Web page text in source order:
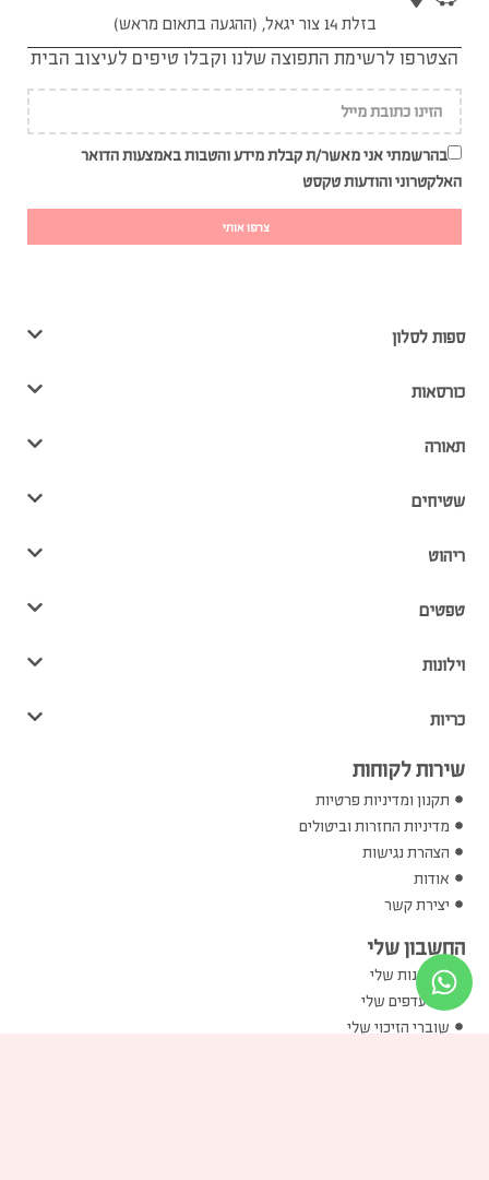
בזלת 14 צור יגאל, (ההגעה בתאום מראש)
הצטרפו לרשימת התפוצה שלנו וקבלו טיפים לעיצוב הבית
בהרשמתי אני מאשר/ת קבלת מידע והטבות באמצעות הדואר
האלקטרוני והודעות טקסט
צרפו אותי
ספות לסלון
כורסאות
תאורה
שטיחים
ריהוט
טפטים
וילונות
כריות
שירות לקוחות
תקנון ומדיניות פרטיות
מדיניות החזרות וביטולים
הצהרת נגישות
אודות
יצירת קשר
החשבון שלי
ההזמנות שלי
המועדפים שלי
שוברי הזיכוי שלי